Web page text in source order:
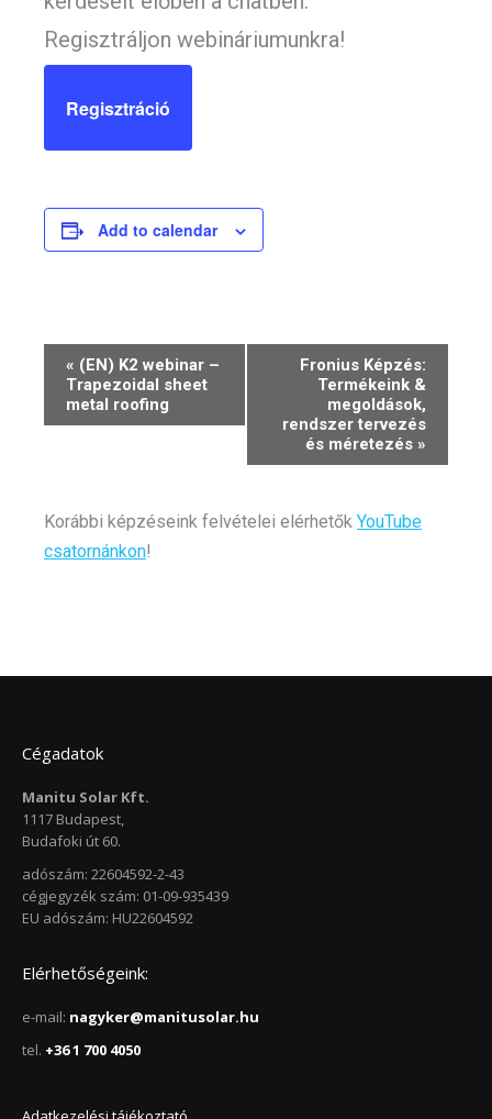
Regisztráljon webináriumunkra!
Regisztráció
Add to calendar
Event
Navigation
« (EN) K2 webinar –
Trapezoidal sheet
metal roofing
Fronius Képzés:
Termékeink &
megoldások,
rendszer tervezés
és méretezés »
Korábbi képzéseink felvételei elérhetők YouTube
csatornánkon!
Cégadatok
Manitu Solar Kft.
1117 Budapest,
Budafoki út 60.
adószám: 22604592-2-43
cégjegyzék szám: 01-09-935439
EU adószám: HU22604592
Elérhetőségeink:
e-mail: nagyker@manitusolar.hu
tel. +36 1 700 4050